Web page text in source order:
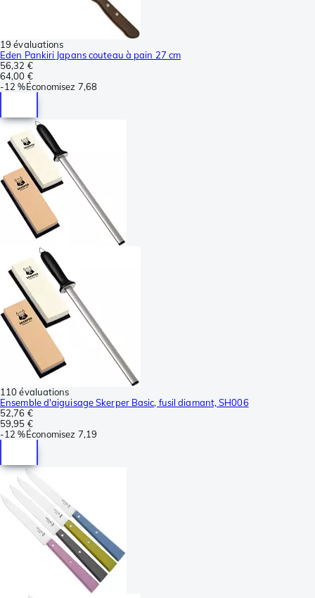
19 évaluations
Eden Pankiri Japans couteau à pain 27 cm
56,32 €
64,00 €
-12 %Économisez 7,68
110 évaluations
Ensemble d'aiguisage Skerper Basic, fusil diamant, SH006
52,76 €
59,95 €
-12 %Économisez 7,19